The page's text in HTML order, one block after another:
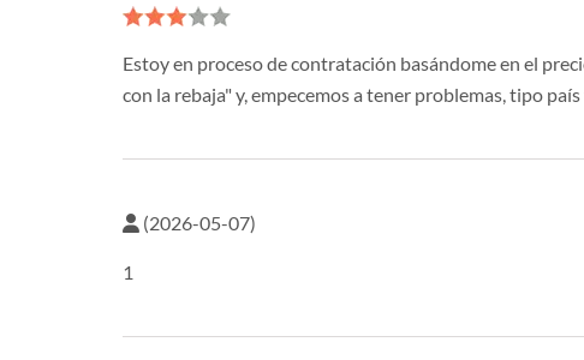
Estoy en proceso de contratación basándome en el
con la rebaja" y, empecemos a tener problemas, tipo
(2026-05-07)
1